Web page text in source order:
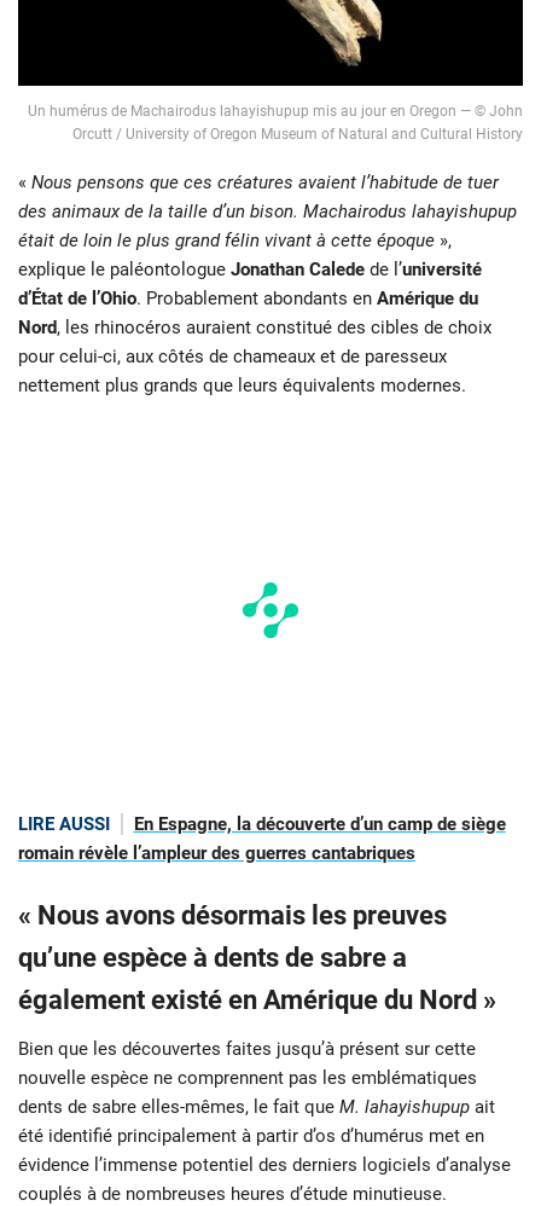
Un humérus de Machairodus lahayishupup mis au jour en Oregon — © John
Orcutt / University of Oregon Museum of Natural and Cultural History
« Nous pensons que ces créatures avaient l’habitude de tuer
des animaux de la taille d’un bison. Machairodus lahayishupup
était de loin le plus grand félin vivant à cette époque »,
explique le paléontologue Jonathan Calede de l’université
d’État de l’Ohio. Probablement abondants en Amérique du
Nord, les rhinocéros auraient constitué des cibles de choix
pour celui-ci, aux côtés de chameaux et de paresseux
nettement plus grands que leurs équivalents modernes.
LIRE AUSSI
En Espagne, la découverte d’un camp de siège
romain révèle l’ampleur des guerres cantabriques
« Nous avons désormais les preuves
qu’une espèce à dents de sabre a
également existé en Amérique du Nord »
Bien que les découvertes faites jusqu’à présent sur cette
nouvelle espèce ne comprennent pas les emblématiques
dents de sabre elles-mêmes, le fait que M. lahayishupup ait
été identifié principalement à partir d’os d’humérus met en
évidence l’immense potentiel des derniers logiciels d’analyse
couplés à de nombreuses heures d’étude minutieuse.